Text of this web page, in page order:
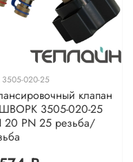
3505-020-25
клапан
3505-020-25
20 PN 25 резьба/